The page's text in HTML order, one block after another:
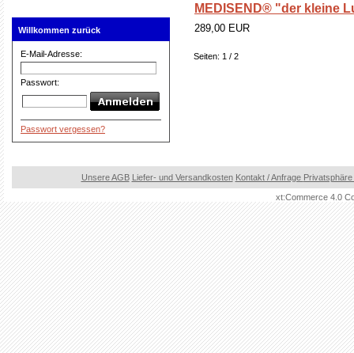
Willkommen zurück
E-Mail-Adresse:
Passwort:
Passwort vergessen?
MEDISEND® "der kleine
289,00 EUR
Seiten: 1 / 2
Unsere AGB Liefer- und Versandkosten Kontakt / Anfrage
xt:Commerce 4.0